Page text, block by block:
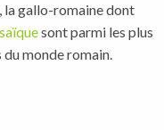
la gallo-romaine dont
sont parmi les plus
monde romain.